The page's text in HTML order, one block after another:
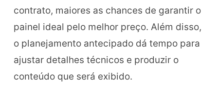
contrato, maiores as chances de garantir o
painel ideal pelo melhor preço. Além disso,
o planejamento antecipado dá tempo para
ajustar detalhes técnicos e produzir o
conteúdo que será exibido.